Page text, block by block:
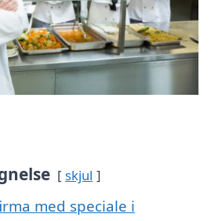
skjul
med speciale i